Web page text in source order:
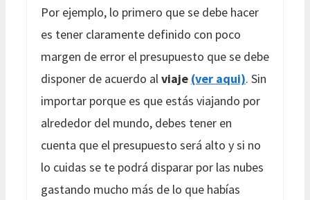
Por ejemplo, lo primero que se debe hacer
es tener claramente definido con poco
margen de error el presupuesto que se debe
disponer de acuerdo alviaje (ver aqui). Sin
importar porque es que estás viajando por
alrededor del mundo, debes tener en
cuenta que el presupuesto será alto y si no
lo cuidas se te podrá disparar por las nubes
gastando mucho más de lo que habías